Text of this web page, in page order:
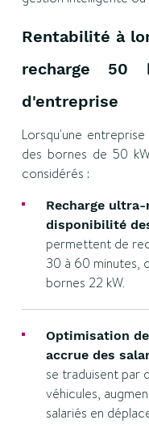
Rentabilité à
recharge
d'entreprise
Lorsqu'une
des bornes de 50
considérés :
Recharge
disponibilité
permettent de
30 à 60 minutes,
bornes 22 kW.
Optimisation
accrue des
se traduisent par
véhicules,
salariés en